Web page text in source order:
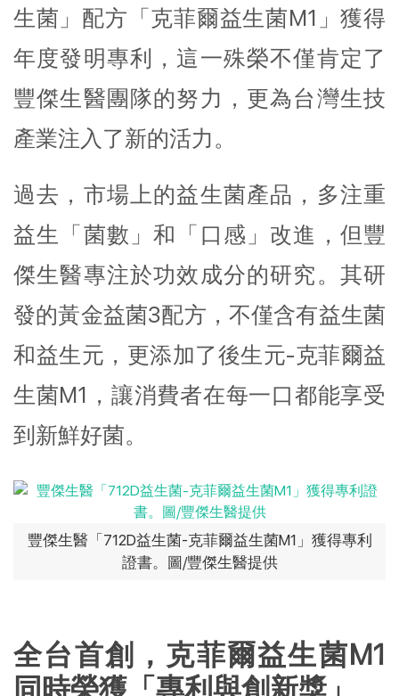
生菌」配方「克菲爾益生菌M1」獲得
年度發明專利，這一殊榮不僅肯定了
豐傑生醫團隊的努力，更為台灣生技
產業注入了新的活力。
過去，市場上的益生菌產品，多注重
益生「菌數」和「口感」改進，但豐
傑生醫專注於功效成分的研究。其研
發的黃金益菌3配方，不僅含有益生菌
和益生元，更添加了後生元-克菲爾益
生菌M1，讓消費者在每一口都能享受
到新鮮好菌。
豐傑生醫「712D益生菌-克菲爾益生菌M1」獲得專利
證書。圖/豐傑生醫提供
全台首創，克菲爾益生菌M1
同時榮獲「專利與創新獎」